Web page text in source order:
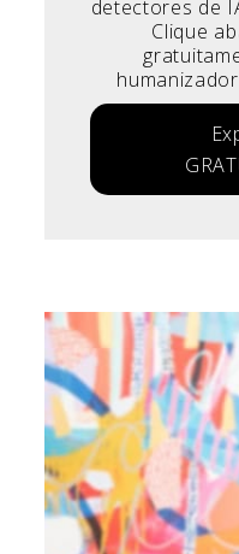
detectores de
Clique